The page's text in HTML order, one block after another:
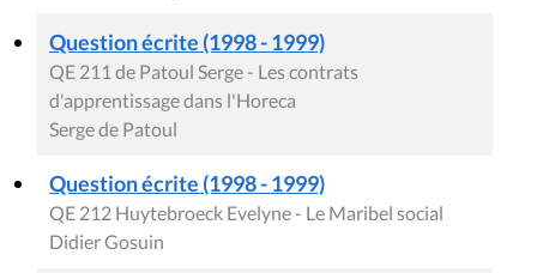
Question écrite (1998 - 1999)
QE 211 de Patoul Serge - Les contrats
d'apprentissage dans l'Horeca
Serge de Patoul
Question écrite (1998 - 1999)
QE 212 Huytebroeck Evelyne - Le Maribel social
Didier Gosuin